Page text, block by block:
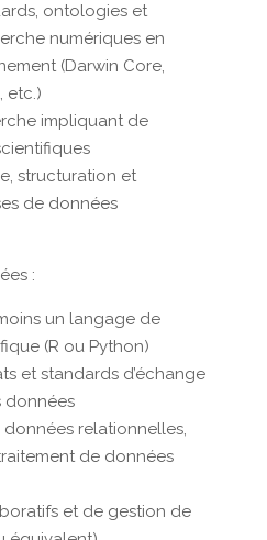
ontologies et
numériques en
(Darwin Core,
etc.)
impliquant de
structuration et
de données
:
un langage de
(R ou Python)
et standards d’échange
données
relationnelles,
de données
et de gestion de